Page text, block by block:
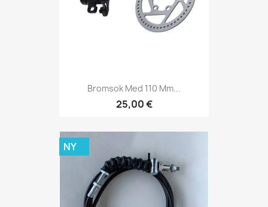
Bromsok Med 110 Mm...
25,00 €
NY